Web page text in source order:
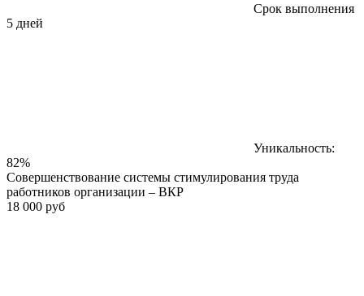
Срок выполнения
5 дней
Уникальность:
82%
Совершенствование системы стимулирования труда
работников организации – ВКР
18 000 руб